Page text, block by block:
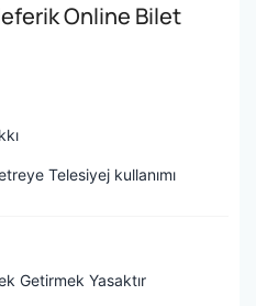
Online Bilet
Telesiyej kullanımı
Getirmek Yasaktır